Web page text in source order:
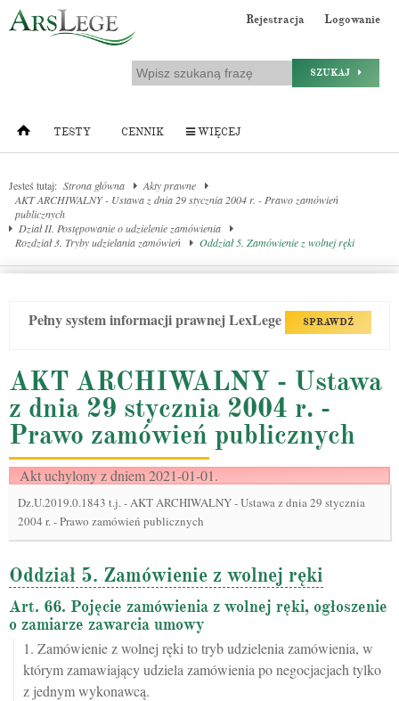
Rejestracja Logowanie
SZUKAJ
TESTY CENNIK WIĘCEJ
Jesteś tutaj: Strona główna
Akty prawne
AKT ARCHIWALNY - Ustawa z dnia 29 stycznia 2004 r. - Prawo zamówień
publicznych
Dział II. Postępowanie o udzielenie zamówienia
Rozdział 3. Tryby udzielania zamówień
Oddział 5. Zamówienie z wolnej ręki
Pełny system informacji prawnej LexLege SPRAWDŹ
AKT ARCHIWALNY - Ustawa
z dnia 29 stycznia 2004 r. -
Prawo zamówień publicznych
Akt uchylony z dniem 2021-01-01.
Dz.U.2019.0.1843 t.j.-AKT ARCHIWALNY - Ustawa z dnia 29 stycznia
2004 r. - Prawo zamówień publicznych
Oddział 5. Zamówienie z wolnej ręki
Art. 66. Pojęcie zamówienia z wolnej ręki, ogłoszenie
o zamiarze zawarcia umowy
1. Zamówienie z wolnej ręki to tryb udzielenia zamówienia, w
którym zamawiający udziela zamówienia po negocjacjach tylko
z jednym wykonawcą.